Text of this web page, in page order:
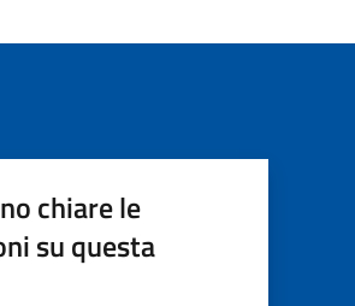
chiare le
su questa